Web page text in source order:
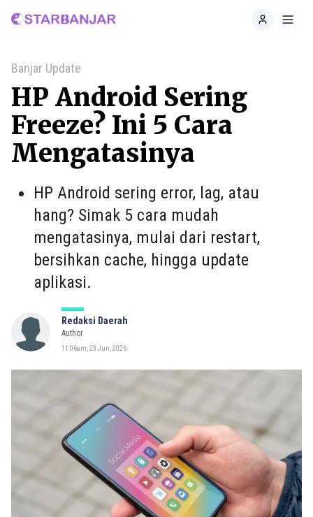
Home
Banjar Update
HP Android Sering
Freeze? Ini 5 Cara
Mengatasinya
HP Android sering error, lag, atau
hang? Simak 5 cara mudah
mengatasinya, mulai dari restart,
bersihkan cache, hingga update
aplikasi.
Redaksi Daerah
Author
11:06am, 23 Jun, 2026